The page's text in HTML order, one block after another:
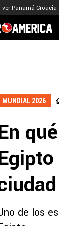
ver Panamá-Croacia
MUNDIAL 2026
de los